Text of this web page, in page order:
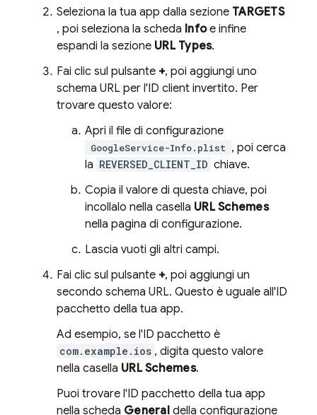
Seleziona la tua app dalla sezione TARGETS
, poi seleziona la scheda Infoe infine
espandi la sezione URL Types.
Fai clic sul pulsante +, poi aggiungi uno
schema URL per l'ID client invertito. Per
trovare questo valore:
Apri il file di configurazione
GoogleService-Info.plist , poi cerca
la REVERSED_CLIENT_ID chiave.
Copia il valore di questa chiave, poi
incollalo nella casella URL Schemes
nella pagina di configurazione.
Lascia vuoti gli altri campi.
Fai clic sul pulsante +, poi aggiungi un
secondo schema URL. Questo è uguale all'ID
pacchetto della tua app.
Ad esempio, se l'ID pacchetto è
com.example.ios , digita questo valore
nella casella URL Schemes.
Puoi trovare l'ID pacchetto della tua app
nella scheda Generaldella configurazione